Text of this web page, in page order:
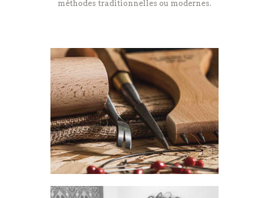
méthodes traditionnelles ou modernes.